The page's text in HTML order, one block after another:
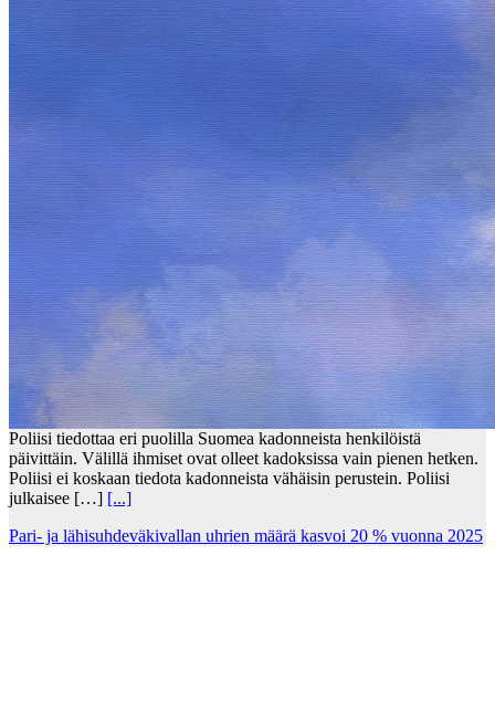
Poliisi tiedottaa eri puolilla Suomea kadonneista henkilöistä
päivittäin. Välillä ihmiset ovat olleet kadoksissa vain pienen hetken.
Poliisi ei koskaan tiedota kadonneista vähäisin perustein. Poliisi
julkaisee […] [...]
Pari- ja lähisuhdeväkivallan uhrien määrä kasvoi 20 % vuonna 2025